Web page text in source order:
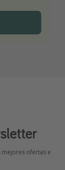
mejores ofertas e